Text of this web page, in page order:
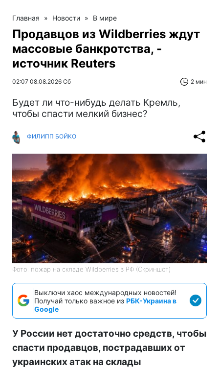
Главная » Новости » В мире
Продавцов из Wildberries ждут
массовые банкротства, -
источник Reuters
02:07 08.08.2026 Сб 2 мин
Будет ли что-нибудь делать Кремль,
чтобы спасти мелкий бизнес?
ФИЛИПП БОЙКО
Фото: пожар на складе Wildberries в РФ (Скриншот)
Выключи хаос международных новостей!
Получай только важное из РБК-Украина в
Google
У России нет достаточно средств, чтобы
спасти продавцов, пострадавших от
украинских атак на склады